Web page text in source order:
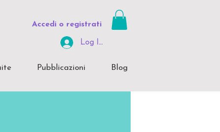
Log In Area Riservata
Accedi o registrati
Pubblicazioni Blog